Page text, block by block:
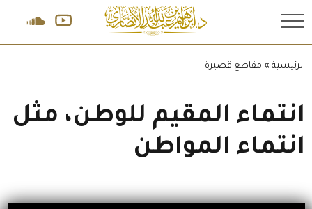
الرئيسية » مقاطع قصيرة
انتماء المقيم للوطن، مثل
انتماء المواطن